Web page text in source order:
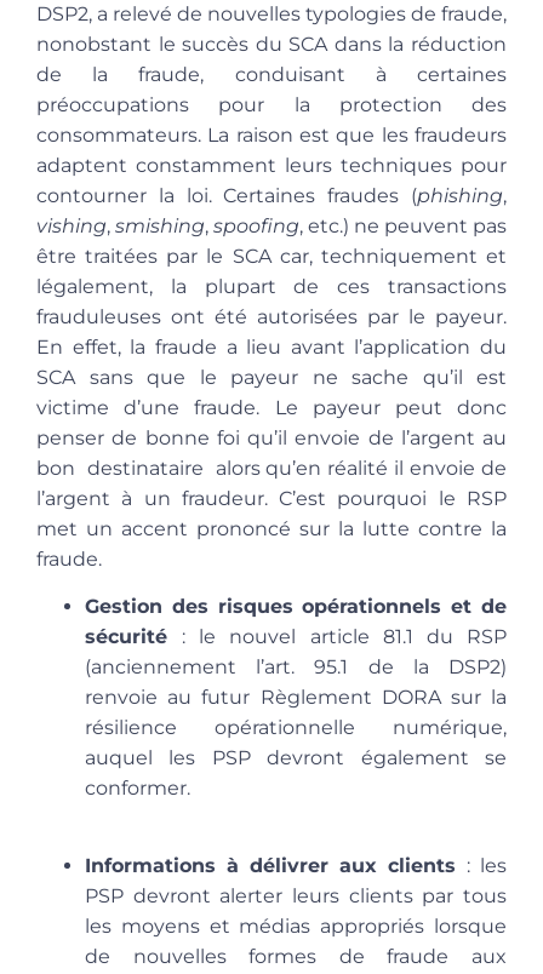
DSP2, a relevé de nouvelles typologies de fraude,
nonobstant le succès du SCA dans la réduction
de la fraude, conduisant à certaines
préoccupations pour la protection des
consommateurs. La raison est que les fraudeurs
adaptent constamment leurs techniques pour
contourner la loi. Certaines fraudes (phishing,
vishing, smishing, spoofing, etc.) ne peuvent pas
être traitées par le SCA car, techniquement et
légalement, la plupart de ces transactions
frauduleuses ont été autorisées par le payeur.
En effet, la fraude a lieu avant l’application du
SCA sans que le payeur ne sache qu’il est
victime d’une fraude. Le payeur peut donc
penser de bonne foi qu’il envoie de l’argent au
bon destinataire alors qu’en réalité il envoie de
l’argent à un fraudeur. C’est pourquoi le RSP
met un accent prononcé sur la lutte contre la
fraude.
Gestion des risques opérationnels et de
sécurité : le nouvel article 81.1 du RSP
(anciennement l’art. 95.1 de la DSP2)
renvoie au futur Règlement DORA sur la
résilience opérationnelle numérique,
auquel les PSP devront également se
conformer.
Informations à délivrer aux clients : les
PSP devront alerter leurs clients par tous
les moyens et médias appropriés lorsque
de nouvelles formes de fraude aux